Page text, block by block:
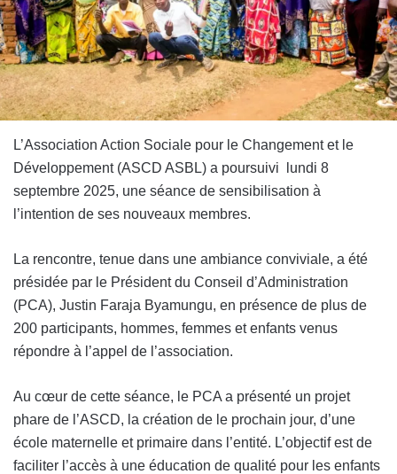
L’Association Action Sociale pour le Changement et le
Développement (ASCD ASBL) a poursuivi lundi 8
septembre 2025, une séance de sensibilisation à
l’intention de ses nouveaux membres.
La rencontre, tenue dans une ambiance conviviale, a été
présidée par le Président du Conseil d’Administration
(PCA), Justin Faraja Byamungu, en présence de plus de
200 participants, hommes, femmes et enfants venus
répondre à l’appel de l’association.
Au cœur de cette séance, le PCA a présenté un projet
phare de l’ASCD, la création de le prochain jour, d’une
école maternelle et primaire dans l’entité. L’objectif est de
faciliter l’accès à une éducation de qualité pour les enfants